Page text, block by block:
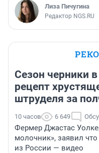
Лиза Пичугина
Редактор NGS.RU
Сезон черники
рецепт
штруделя за
10 часов 6 649
Фермер Джастас
молочник», заявил
из России — видео